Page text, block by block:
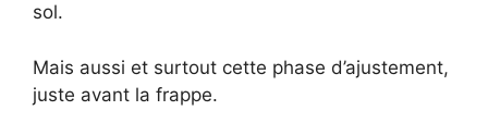
sol.
Mais aussi et surtout cette phase d’ajustement,
juste avant la frappe.